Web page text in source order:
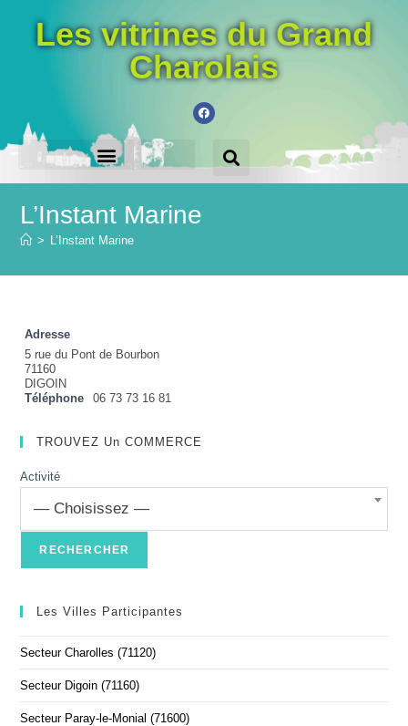
Les vitrines du Grand
Charolais
L’Instant Marine
> L’Instant Marine
Adresse
5 rue du Pont de Bourbon
71160
DIGOIN
Téléphone
06 73 73 16 81
TROUVEZ Un COMMERCE
Activité
— Choisissez —
Les Villes Participantes
Secteur Charolles (71120)
Secteur Digoin (71160)
Secteur Paray-le-Monial (71600)